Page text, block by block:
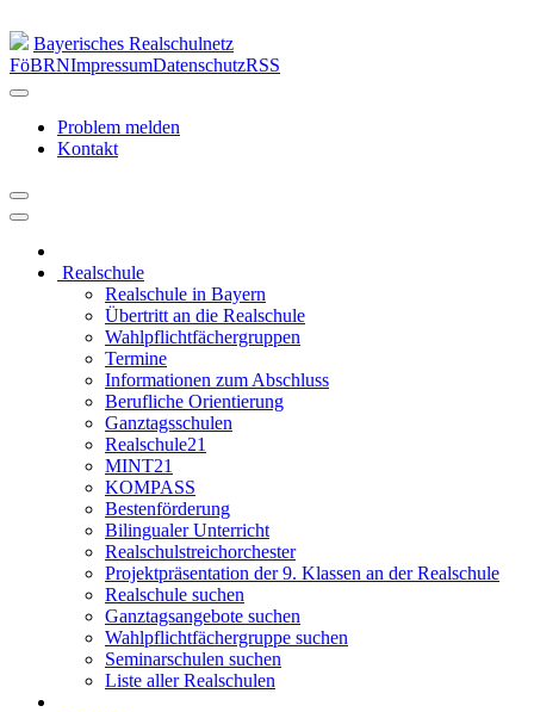
Bayerisches Realschulnetz
FöBRNImpressumDatenschutzRSS
Problem melden
Kontakt
Realschule
Realschule in Bayern
Übertritt an die Realschule
Wahlpflichtfächergruppen
Termine
Informationen zum Abschluss
Berufliche Orientierung
Ganztagsschulen
Realschule21
MINT21
KOMPASS
Bestenförderung
Bilingualer Unterricht
Realschulstreichorchester
Projektpräsentation der 9. Klassen an der Realschule
Realschule suchen
Ganztagsangebote suchen
Wahlpflichtfächergruppe suchen
Seminarschulen suchen
Liste aller Realschulen